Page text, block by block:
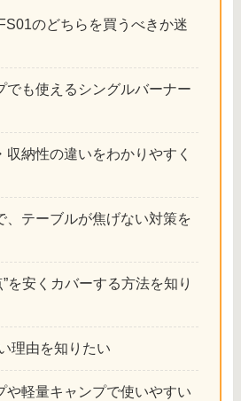
のどちらを買うべきか迷
でも使えるシングルバーナー
収納性の違いをわかりやすく
、テーブルが焦げない対策を
を安くカバーする方法を知り
理由を知りたい
や軽量キャンプで使いやすい